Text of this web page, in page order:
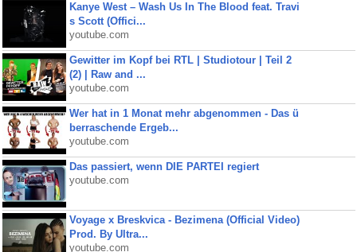
Kanye West – Wash Us In The Blood feat. Travi
s Scott (Offici...
youtube.com
Gewitter im Kopf bei RTL | Studiotour | Teil 2
(2) | Raw and ...
youtube.com
Wer hat in 1 Monat mehr abgenommen - Das ü
berraschende Ergeb...
youtube.com
Das passiert, wenn DIE PARTEI regiert
youtube.com
Voyage x Breskvica - Bezimena (Official Video)
Prod. By Ultra...
youtube.com